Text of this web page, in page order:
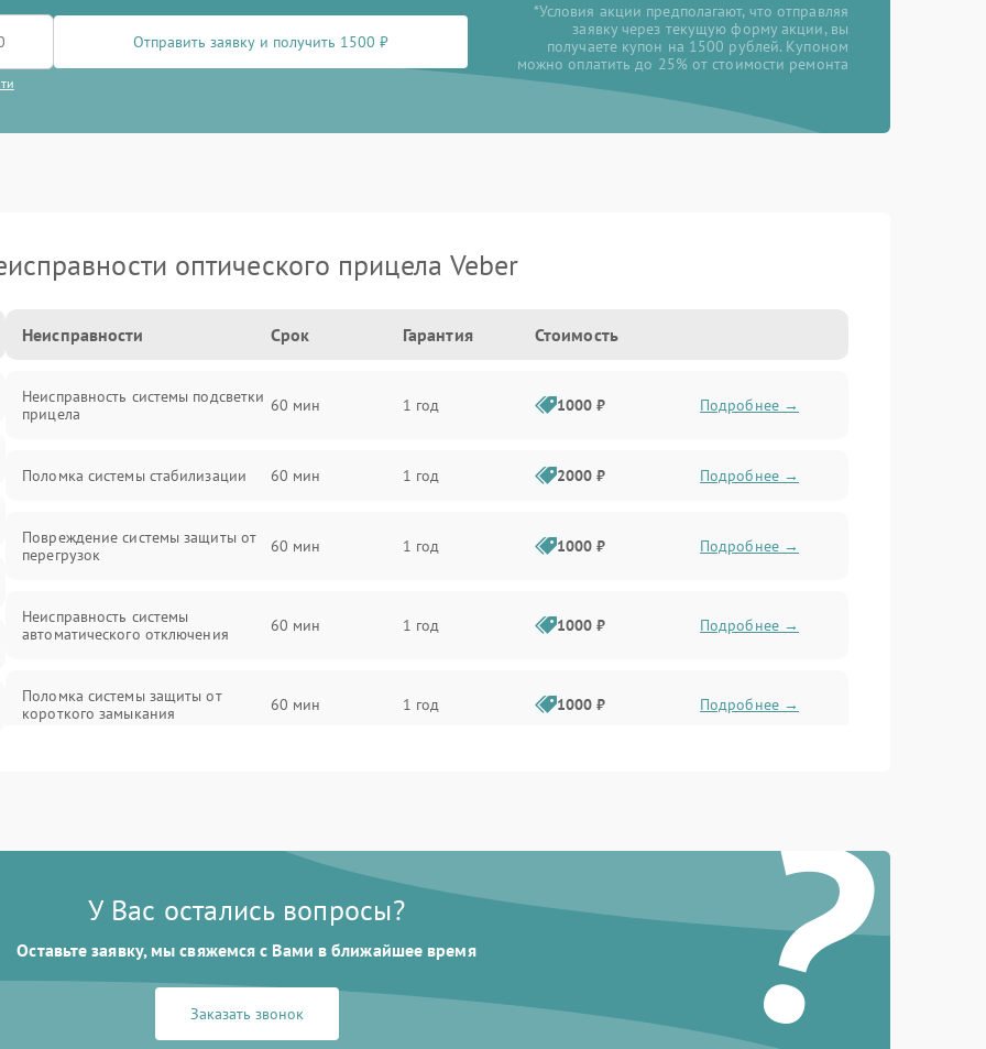
Отправить заявку и получить 1500 ₽
*Условия акции предполагают, что отправляя
заявку через текущую форму акции, вы
получаете купон на 1500 рублей. Купоном
можно оплатить до 25% от стоимости ремонта
оптического прицела Veber
Неисправности Срок Гарантия Стоимость
Неисправность системы подсветки
прицела
60 мин 1 год 1000 ₽ Подробнее →
Поломка системы стабилизации 60 мин 1 год 2000 ₽ Подробнее →
Повреждение системы защиты от
перегрузок
60 мин 1 год 1000 ₽ Подробнее →
Неисправность системы
автоматического отключения
60 мин 1 год 1000 ₽ Подробнее →
Поломка системы защиты от
короткого замыкания
60 мин 1 год 1000 ₽ Подробнее →
Неисправность системы защиты от
60 мин Подробнее →
замыкания
60 мин Подробнее →
Неисправность системы защиты от 60 мин 1000 ₽ Подробнее →
?
У Вас остались вопросы?
Оставьте заявку, мы свяжемся с Вами в ближайшее время
Заказать звонок